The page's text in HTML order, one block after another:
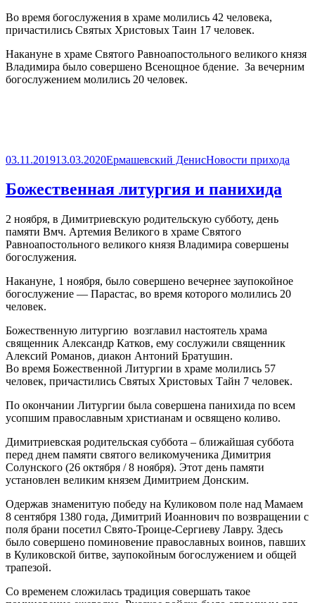
Во время богослужения в храме молились 42 человека,
причастились Святых Христовых Таин 17 человек.
Накануне в храме Святого Равноапостольного великого князя
Владимира было совершено Всенощное бдение. За вечерним
богослужением молились 20 человек.
Опубликовано
03.11.201913.03.2020Автор
Ермашевский ДенисРубрики
Новости прихода
Божественная литургия и панихида
2 ноября, в Димитриевскую родительскую субботу, день
памяти Вмч. Артемия Великого в храме Святого
Равноапостольного великого князя Владимира совершены
богослужения.
Накануне, 1 ноября, было совершено вечернее заупокойное
богослужение — Парастас, во время которого молились 20
человек.
Божественную литургию возглавил настоятель храма
священник Александр Катков, ему сослужили священник
Алексий Романов, диакон Антоний Братушин.
Во время Божественной Литургии в храме молились 57
человек, причастились Святых Христовых Тайн 7 человек.
По окончании Литургии была совершена панихида по всем
усопшим православным христианам и освящено коливо.
Димитриевская родительская суббота – ближайшая суббота
перед днем памяти святого великомученика Димитрия
Солунского (26 октября / 8 ноября). Этот день памяти
установлен великим князем Димитрием Донским.
Одержав знаменитую победу на Куликовом поле над Мамаем
8 сентября 1380 года, Димитрий Иоаннович по возвращении с
поля брани посетил Свято-Троице-Сергиеву Лавру. Здесь
было совершено поминовение православных воинов, павших
в Куликовской битве, заупокойным богослужением и общей
трапезой.
Со временем сложилась традиция совершать такое